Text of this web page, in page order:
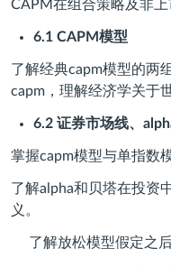
CAPM在组合策略及非上
6.1 CAPM模型
了解经典capm模型的两
capm，理解经济学关于
6.2 证券市场线、
掌握capm模型与单指数
了解alpha和贝塔在投资
义。
了解放松模型假定之后